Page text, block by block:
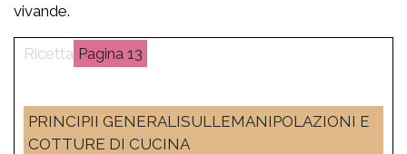
vivande.
13
PRINCIPII GENERALISULLEMANIPOLAZIONI E
COTTURE DI CUCINA